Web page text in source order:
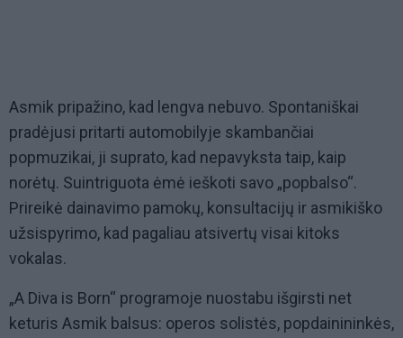
Asmik pripažino, kad lengva nebuvo. Spontaniškai
pradėjusi pritarti automobilyje skambančiai
popmuzikai, ji suprato, kad nepavyksta taip, kaip
norėtų. Suintriguota ėmė ieškoti savo „popbalso“.
Prireikė dainavimo pamokų, konsultacijų ir asmikiško
užsispyrimo, kad pagaliau atsivertų visai kitoks
vokalas.
„A Diva is Born“ programoje nuostabu išgirsti net
keturis Asmik balsus: operos solistės, popdainininkės,